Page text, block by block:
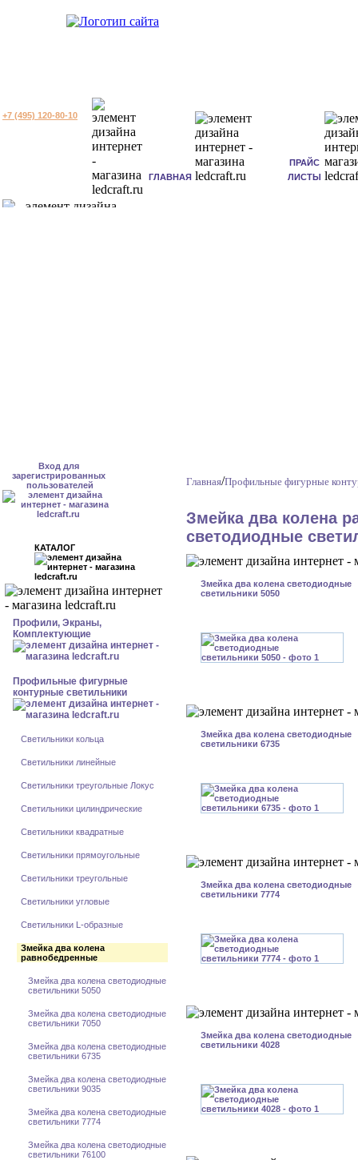
+7 (495) 120-80-10
ГЛАВНАЯ
ПРАЙС
ЛИСТЫ
Вход для
зарегистрированных
пользователей
КАТАЛОГ
Профили, Экраны,
Комплектующие
Профильные фигурные
контурные светильники
Светильники кольца
Светильники линейные
Светильники треугольные Локус
Светильники цилиндрические
Светильники квадратные
Светильники прямоугольные
Светильники треугольные
Светильники угловые
Светильники L-образные
Змейка два колена
равнобедренные
Змейка два колена светодиодные
светильники 5050
Змейка два колена светодиодные
светильники 7050
Змейка два колена светодиодные
светильники 6735
Змейка два колена светодиодные
светильники 9035
Змейка два колена светодиодные
светильники 7774
Змейка два колена светодиодные
светильники 76100
Главная/Профильные фигурные
Змейка два колена
светодиодные
Змейка два колена светодиодные
светильники 5050
Змейка два колена светодиодные
светильники 6735
Змейка два колена светодиодные
светильники 7774
Змейка два колена светодиодные
светильники 4028